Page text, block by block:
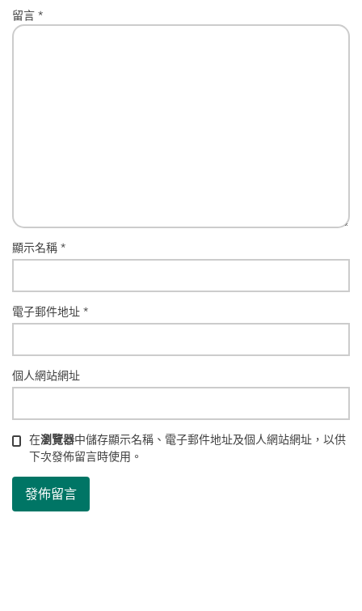
留言*
顯示名稱*
電子郵件地址*
個人網站網址
在瀏覽器中儲存顯示名稱、電子郵件地址及個人網站網址，以供
下次發佈留言時使用。